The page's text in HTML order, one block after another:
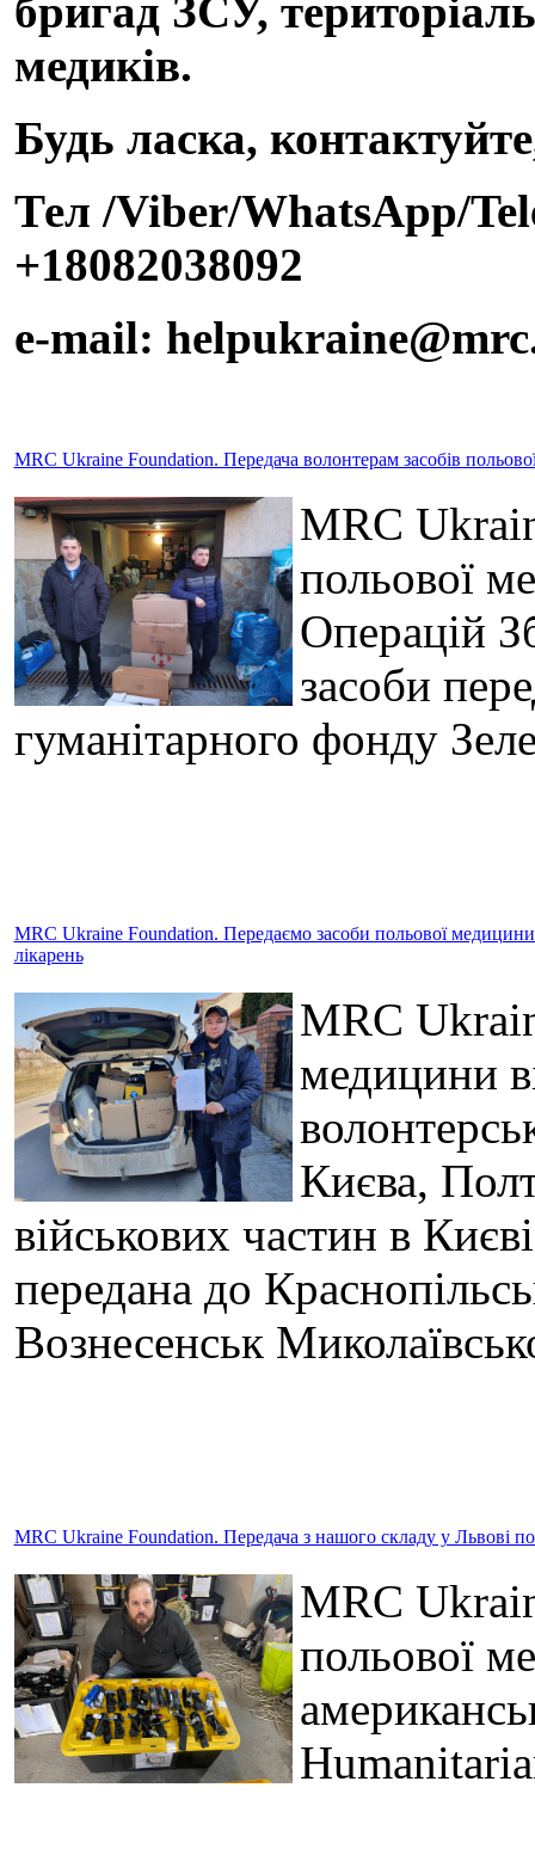
бригад ЗСУ,
медиків.
Будь ласка,
Тел /Viber/WhatsApp/
+18082038092
e-mail:
MRC Ukraine Foundation. Передача волонтерам засобів
MRC
польової
Операцій
засоби
гуманітарного фонду
MRC Ukraine Foundation. Передаємо засоби польової
лікарень
MRC
медицини
Києва,
військових частин в
передана до
Вознесенськ
MRC Ukraine Foundation. Передача з нашого складу у Львові
MRC
польової